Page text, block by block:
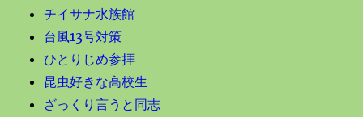
チイサナ水族館
台風13号対策
ひとりじめ参拝
昆虫好きな高校生
ざっくり言うと同志